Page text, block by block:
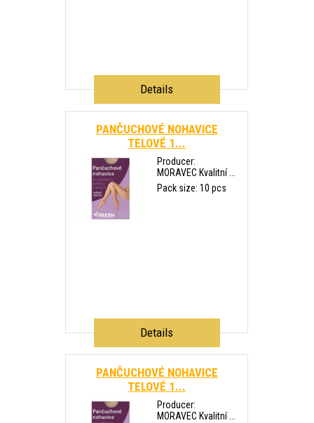
Details
PANČUCHOVÉ NOHAVICE
TELOVÉ 1...
Producer:
MORAVEC Kvalitní ...
Pack size: 10 pcs
Details
PANČUCHOVÉ NOHAVICE
TELOVÉ 1...
Producer:
MORAVEC Kvalitní ...